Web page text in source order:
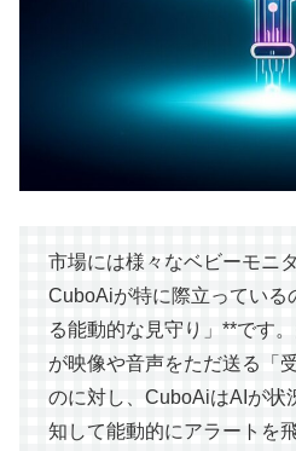
市場には様々なベビーモニ
CuboAiが特に際立っている
る能動的な見守り」**です
が映像や音声をただ送る「
のに対し、CuboAiはAIが状
知して能動的にアラートを